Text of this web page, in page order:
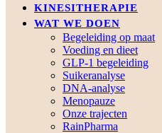
KINESITHERAPIE
WAT WE DOEN
Begeleiding op maat
Voeding en dieet
GLP-1 begeleiding
Suikeranalyse
DNA-analyse
Menopauze
Onze trajecten
RainPharma